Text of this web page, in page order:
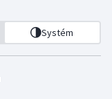
Systém